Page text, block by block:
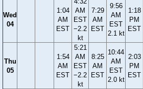
Wed
04
1:04
AM
EST
AM
EST
−2.2
kt
7:29
AM
EST
9:56
AM
EST
2.1 kt
1:18
PM
EST
Thu
05
1:54
AM
EST
5:21
AM
EST
−2.2
kt
8:25
AM
EST
10:44
AM
EST
2.0 kt
2:03
PM
EST